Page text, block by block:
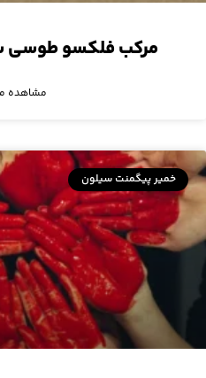
مرکب فلکسو طوسی سیلور
مشاهده
خمیر پیگمنت سیلون